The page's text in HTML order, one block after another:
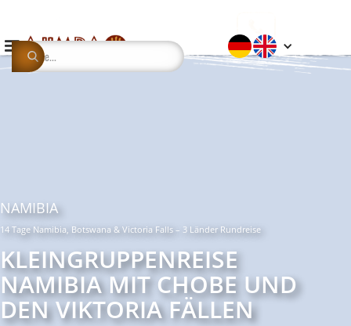
NAMIBIA
14 Tage Namibia, Botswana & Victoria Falls – 3 Länder Rundreise
KLEINGRUPPENREISE
NAMIBIA MIT CHOBE UND
DEN VIKTORIA FÄLLEN